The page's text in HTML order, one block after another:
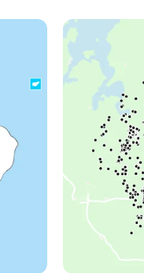
Find de